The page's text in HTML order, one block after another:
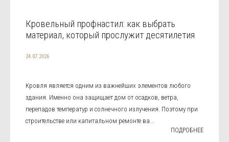
Кровельный профнастил: как выбрать
материал, который прослужит десятилетия
24.07.2026
Кровля является одним из важнейших элементов любого
здания. Именно она защищает дом от осадков, ветра,
перепадов температур и солнечного излучения. Поэтому при
строительстве или капитальном ремонте ва...
ПОДРОБНЕЕ